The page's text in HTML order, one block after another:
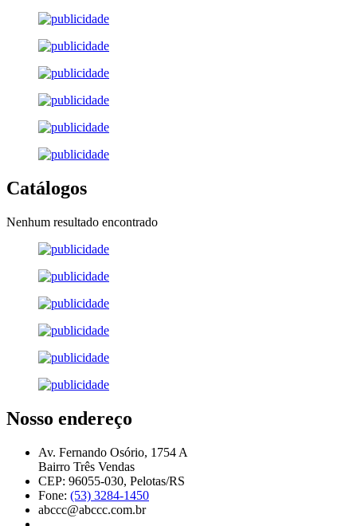
Catálogos
Nenhum resultado encontrado
Nosso endereço
Av. Fernando Osório, 1754 A
Bairro Três Vendas
CEP: 96055-030, Pelotas/RS
Fone: (53) 3284-1450
abccc@abccc.com.br